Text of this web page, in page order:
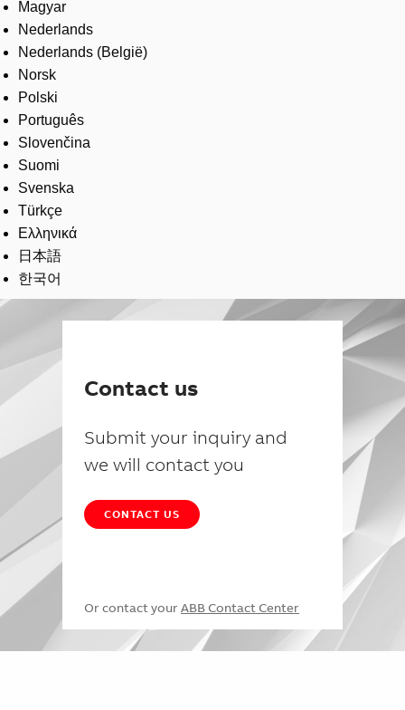
Magyar
Nederlands
Nederlands (België)
Norsk
Polski
Português
Slovenčina
Suomi
Svenska
Türkçe
Ελληνικά
日本語
한국어
Contact us
Submit your inquiry and
we will contact you
CONTACT US
Or contact your ABB Contact Center